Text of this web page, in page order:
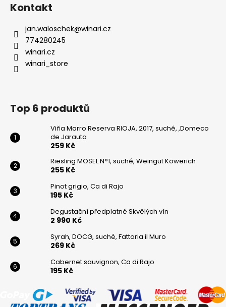
Kontakt
jan.waloschek@winari.cz
774280245
winari.cz
winari_store
Top 6 produktů
Viňa Marro Reserva RIOJA, 2017, suché, ,Domeco
de Jarauta
259 Kč
Riesling MOSEL N°1, suché, Weingut Köwerich
255 Kč
Pinot grigio, Ca di Rajo
195 Kč
Degustační předplatné Skvělých vín
2 990 Kč
Syrah, DOCG, suché, Fattoria il Muro
269 Kč
Cabernet sauvignon, Ca di Rajo
195 Kč